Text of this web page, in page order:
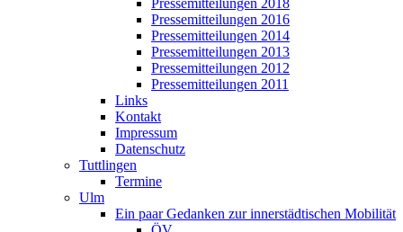
Pressemitteilungen 2018
Pressemitteilungen 2016
Pressemitteilungen 2014
Pressemitteilungen 2013
Pressemitteilungen 2012
Pressemitteilungen 2011
Links
Kontakt
Impressum
Datenschutz
Tuttlingen
Termine
Ulm
Ein paar Gedanken zur innerstädtischen Mobilität